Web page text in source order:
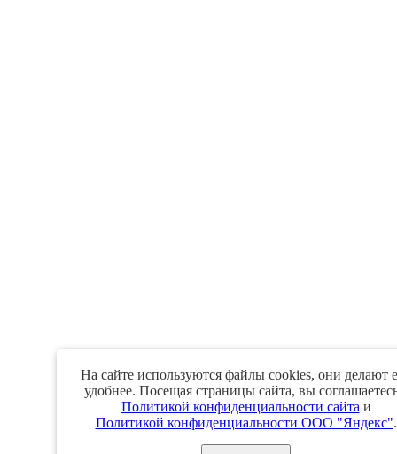
На сайте используются файлы cookies, они делают
удобнее. Посещая страницы сайта, вы
Политикой конфиденциальности сайта и
Политикой конфиденциальности ООО "Яндекс".